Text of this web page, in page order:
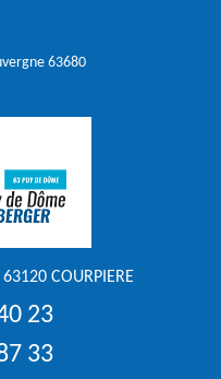
63680
63120 COURPIERE
23
33